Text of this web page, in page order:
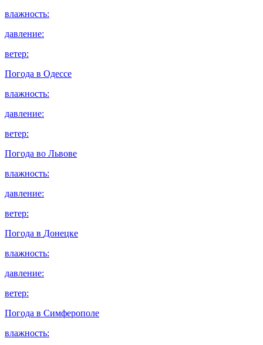
влажность:
давление:
ветер:
Погода в Одессе
влажность:
давление:
ветер:
Погода во Львове
влажность:
давление:
ветер:
Погода в Донецке
влажность:
давление:
ветер:
Погода в Симферополе
влажность: